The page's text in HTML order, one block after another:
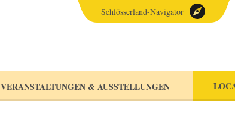
VERANSTALTUNGEN & AUSSTELLUNGEN
Schlösserland-Navigator